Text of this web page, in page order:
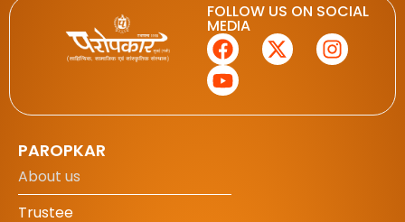
FOLLOW US ON SOCIAL
MEDIA
PAROPKAR
About us
Trustee